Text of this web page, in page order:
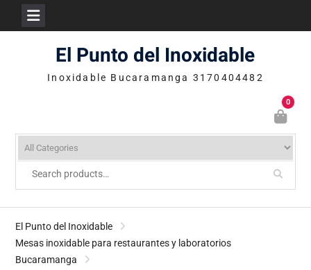
El Punto del Inoxidable
Inoxidable Bucaramanga 3170404482
0
El Punto del Inoxidable
Mesas inoxidable para restaurantes y laboratorios
Bucaramanga